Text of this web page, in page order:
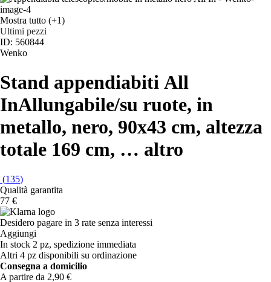
Mostra tutto (+1)
Ultimi pezzi
ID: 560844
Wenko
Stand appendiabiti All
InAllungabile/su ruote, in
metallo, nero, 90x43 cm, altezza
totale 169 cm, … altro
(135)
Qualità garantita
77 €
Desidero pagare in 3 rate senza interessi
Aggiungi
In stock 2 pz, spedizione immediata
Altri 4 pz disponibili su ordinazione
Consegna a domicilio
A partire da 2,90 €